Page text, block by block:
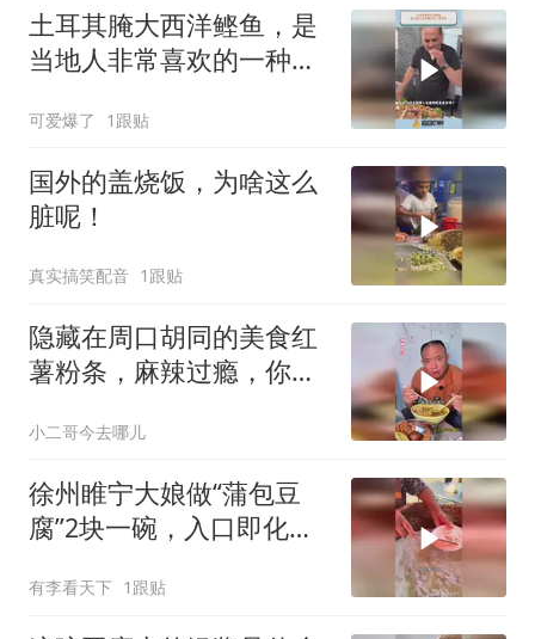
土耳其腌大西洋鲣鱼，是
当地人非常喜欢的一种美
可爱爆了 1跟贴
国外的盖烧饭，为啥这么
脏呢！
真实搞笑配音 1跟贴
隐藏在周口胡同的美食红
薯粉条，麻辣过瘾，你来
小二哥今去哪儿
徐州睢宁大娘做“蒲包豆
腐”2块一碗，入口即化，
有李看天下 1跟贴